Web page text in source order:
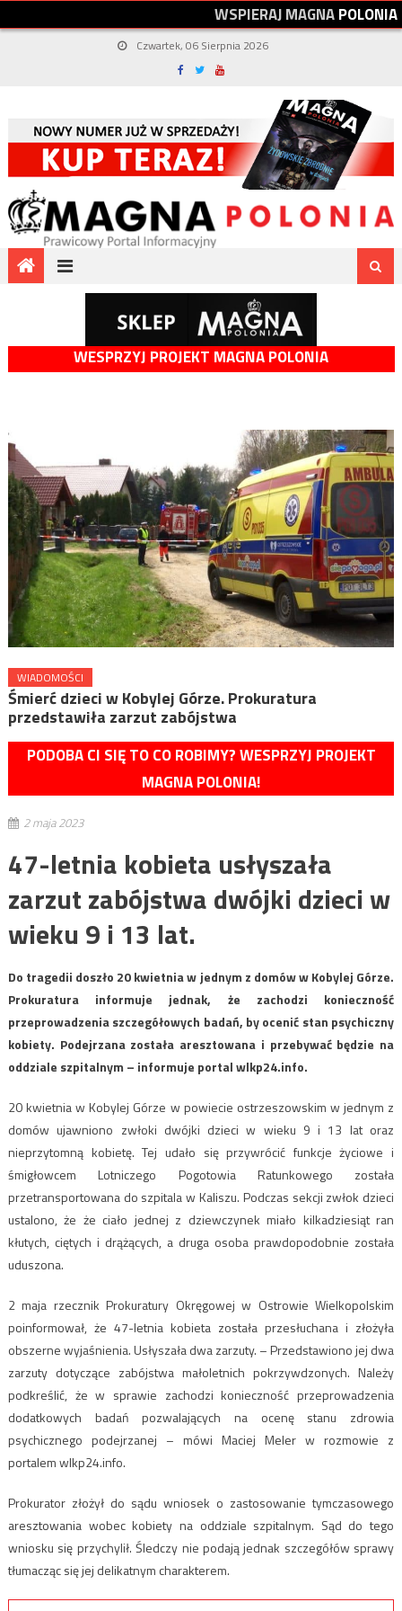
WSPIERAJMAGNAPOLONIA
Czwartek, 06 Sierpnia 2026
WESPRZYJ PROJEKT MAGNA POLONIA
WIADOMOŚCI
Śmierć dzieci w Kobylej Górze. Prokuratura
przedstawiła zarzut zabójstwa
PODOBA CI SIĘ TO CO ROBIMY? WESPRZYJ PROJEKT
MAGNA POLONIA!
2 maja 2023
47-letnia kobieta usłyszała
zarzut zabójstwa dwójki dzieci w
wieku 9 i 13 lat.
Do tragedii doszło 20 kwietnia w jednym z domów w Kobylej Górze.
Prokuratura informuje jednak, że zachodzi konieczność
przeprowadzenia szczegółowych badań, by ocenić stan psychiczny
kobiety. Podejrzana została aresztowana i przebywać będzie na
oddziale szpitalnym – informuje portal wlkp24.info.
20 kwietnia w Kobylej Górze w powiecie ostrzeszowskim w jednym z
domów ujawniono zwłoki dwójki dzieci w wieku 9 i 13 lat oraz
nieprzytomną kobietę. Tej udało się przywrócić funkcje życiowe i
śmigłowcem Lotniczego Pogotowia Ratunkowego została
przetransportowana do szpitala w Kaliszu. Podczas sekcji zwłok dzieci
ustalono, że że ciało jednej z dziewczynek miało kilkadziesiąt ran
kłutych, ciętych i drążących, a druga osoba prawdopodobnie została
uduszona.
2 maja rzecznik Prokuratury Okręgowej w Ostrowie Wielkopolskim
poinformował, że 47-letnia kobieta została przesłuchana i złożyła
obszerne wyjaśnienia. Usłyszała dwa zarzuty. – Przedstawiono jej dwa
zarzuty dotyczące zabójstwa małoletnich pokrzywdzonych. Należy
podkreślić, że w sprawie zachodzi konieczność przeprowadzenia
dodatkowych badań pozwalających na ocenę stanu zdrowia
psychicznego podejrzanej – mówi Maciej Meler w rozmowie z
portalem wlkp24.info.
Prokurator złożył do sądu wniosek o zastosowanie tymczasowego
aresztowania wobec kobiety na oddziale szpitalnym. Sąd do tego
wniosku się przychylił. Śledczy nie podają jednak szczegółów sprawy
tłumacząc się jej delikatnym charakterem.